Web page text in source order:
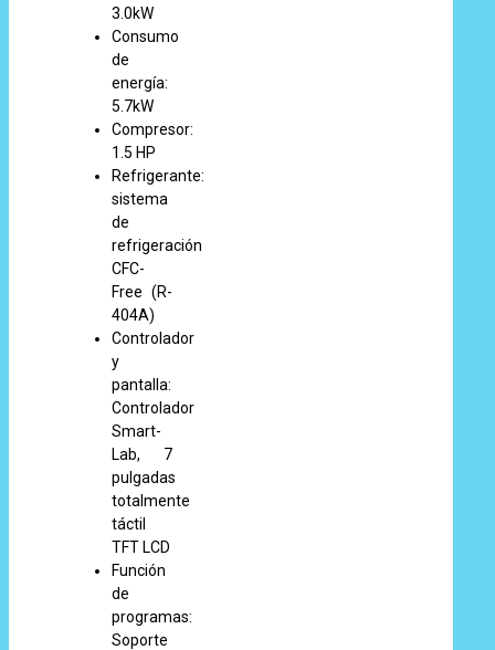
3.0kW
Consumo
de
energía:
5.7kW
Compresor:
1.5 HP
Refrigerante:
sistema
de
refrigeración
CFC-
Free (R-
404A)
Controlador
y
pantalla:
Controlador
Smart-
Lab, 7
pulgadas
totalmente
táctil
TFT LCD
Función
de
programas:
Soporte